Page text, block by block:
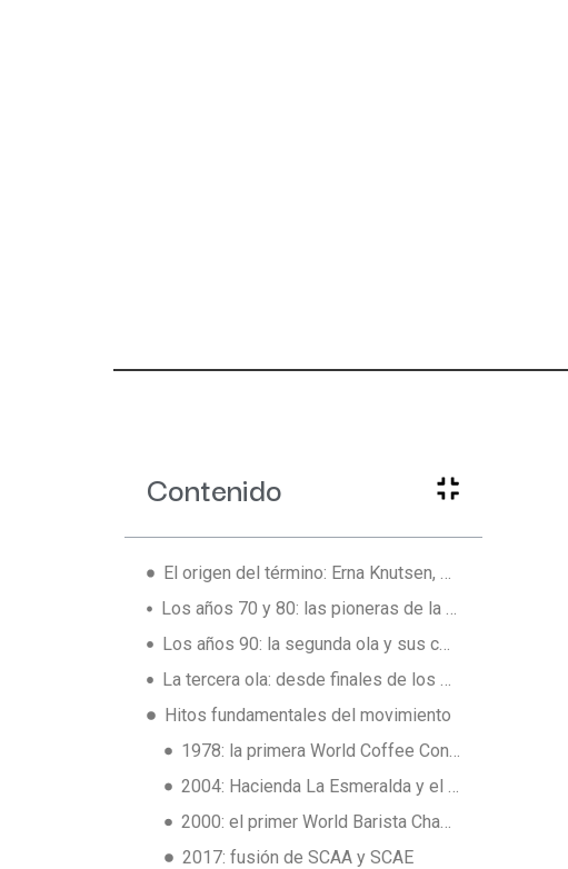
Contenido
El origen del término: Erna Knutsen, 1974
Los años 70 y 80: las pioneras de la primera ola de calidad
Los años 90: la segunda ola y sus contradicciones
La tercera ola: desde finales de los 90 hasta hoy
Hitos fundamentales del movimiento
1978: la primera World Coffee Conference
2004: Hacienda La Esmeralda y el Gesha
2000: el primer World Barista Championship
2017: fusión de SCAA y SCAE